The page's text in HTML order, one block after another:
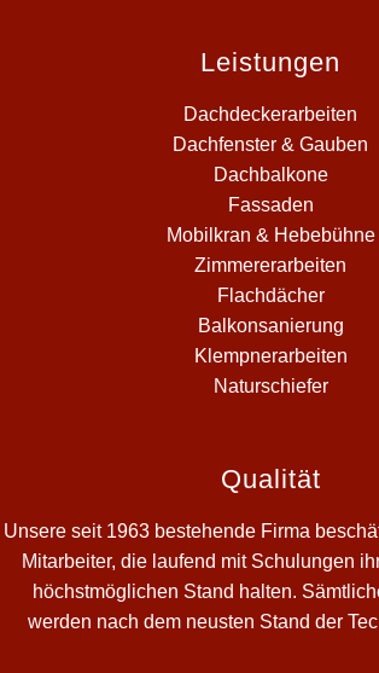
Leistungen
Dachdeckerarbeiten
Dachfenster & Gauben
Dachbalkone
Fassaden
Mobilkran & Hebebühne
Zimmererarbeiten
Flachdächer
Balkonsanierung
Klempnerarbeiten
Naturschiefer
Qualität
Unsere seit 1963 bestehende Firma
Mitarbeiter, die laufend mit Schulungen
höchstmöglichen Stand halten.
werden nach dem neusten Stand der